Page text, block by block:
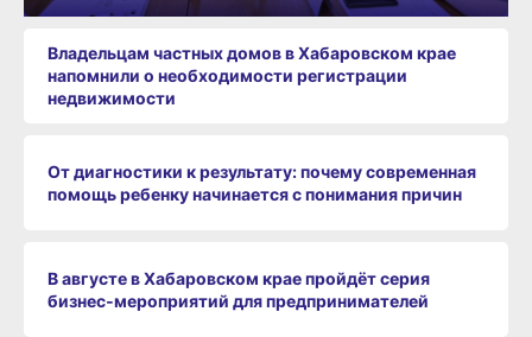
Владельцам частных домов в Хабаровском крае
напомнили о необходимости регистрации
недвижимости
От диагностики к результату: почему современная
помощь ребенку начинается с понимания причин
В августе в Хабаровском крае пройдёт серия
бизнес‑мероприятий для предпринимателей